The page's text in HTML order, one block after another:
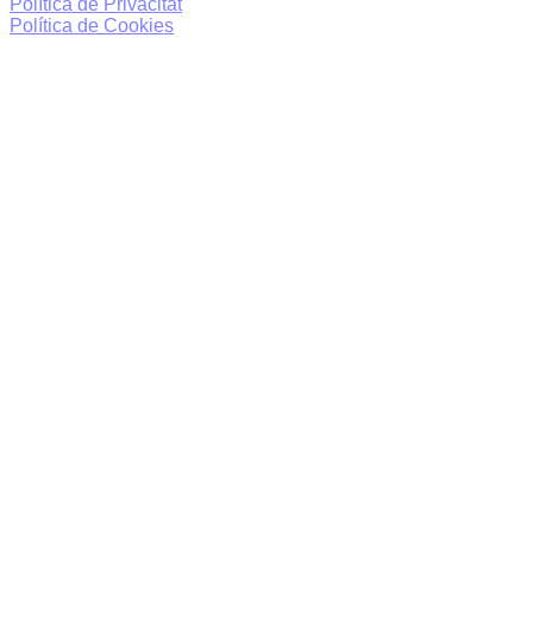
Política de Privacitat
Política de Cookies